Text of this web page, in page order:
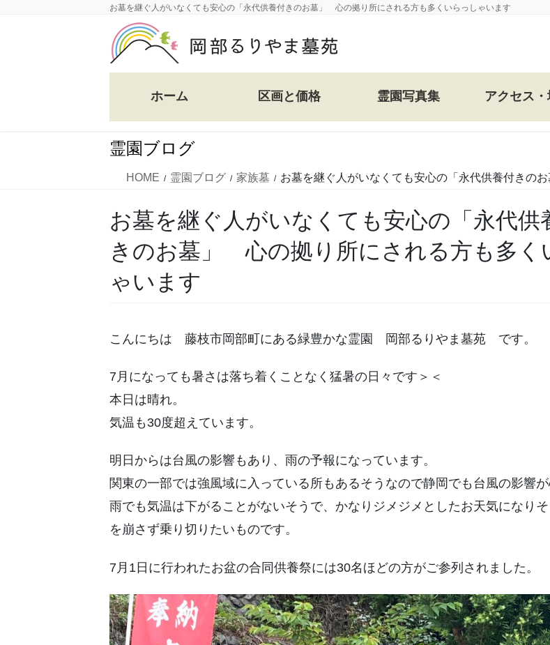
お墓を継ぐ人がいなくても安心の「永代供養付きのお墓」 心の拠り所にされる方も多くいらっしゃいます
ホーム 区画と価格 霊園写真集 アクセス・
霊園ブログ
HOME 霊園ブログ 家族墓 お墓を継ぐ人がいなくても安心の「永代供養付きの
お墓を継ぐ人がいなくても安心の「永代供
きのお墓」 心の拠り所にされる方も多く
ゃいます
こんにちは 藤枝市岡部町にある緑豊かな霊園 岡部るりやま墓苑 です。
7月になっても暑さは落ち着くことなく猛暑の日々です＞＜
本日は晴れ。
気温も30度超えています。
明日からは台風の影響もあり、雨の予報になっています。
関東の一部では強風域に入っている所もあるそうなので静岡でも台風の影響が
雨でも気温は下がることがないそうで、かなりジメジメとしたお天気になり
を崩さず乗り切りたいものです。
7月1日に行われたお盆の合同供養祭には30名ほどの方がご参列されました。